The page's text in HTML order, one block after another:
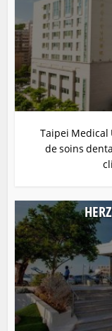
Taipei
de soins